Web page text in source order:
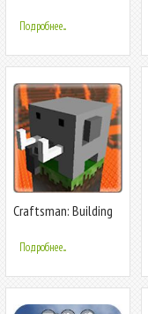
Survival Craft
Подробнее...
Craftsman: Building
Подробнее...